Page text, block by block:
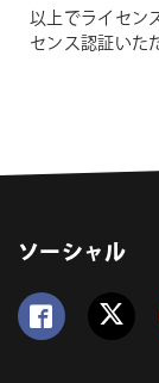
以上でライセン
センス認証いた
ソーシャル